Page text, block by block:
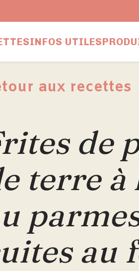
INFOS UTILES
aux recettes
de
terre à
au